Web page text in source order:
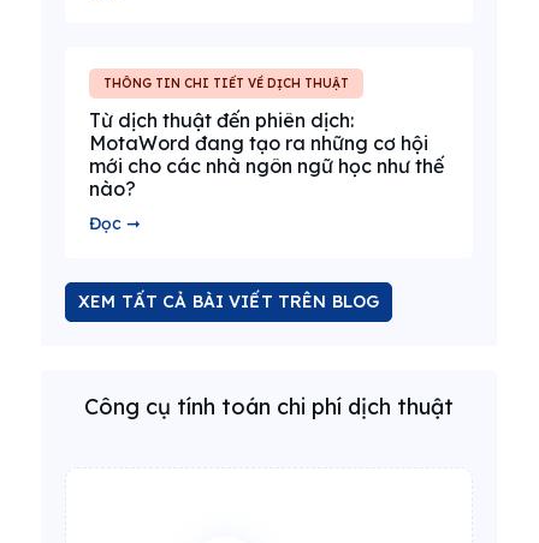
THÔNG TIN CHI TIẾT VỀ DỊCH THUẬT
Từ dịch thuật đến phiên dịch:
MotaWord đang tạo ra những cơ hội
mới cho các nhà ngôn ngữ học như thế
nào?
Đọc ➞
XEM TẤT CẢ BÀI VIẾT TRÊN BLOG
Công cụ tính toán chi phí dịch thuật